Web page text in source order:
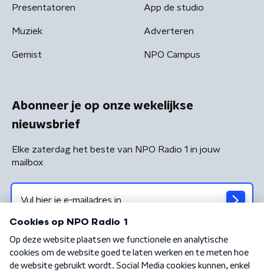
Presentatoren
Muziek
Gemist
App de studio
Adverteren
NPO Campus
Abonneer je op onze wekelijkse
nieuwsbrief
Elke zaterdag het beste van NPO Radio 1 in jouw
mailbox